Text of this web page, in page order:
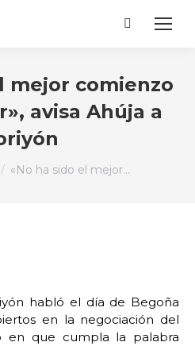
Buscar:
mejor comienzo
avisa Ahúja a
«No ha sido el mejor…
habló el día de Begoña
en la negociación del
en que cumpla la palabra